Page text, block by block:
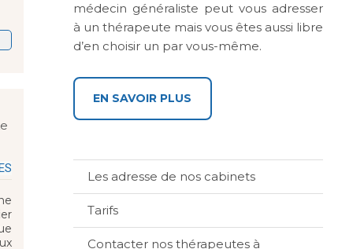
médecin généraliste peut vous adresser
à un thérapeute mais vous êtes aussi libre
d’en choisir un par vous-même.
EN SAVOIR PLUS
Les adresse de nos cabinets
Tarifs
Contacter nos thérapeutes à